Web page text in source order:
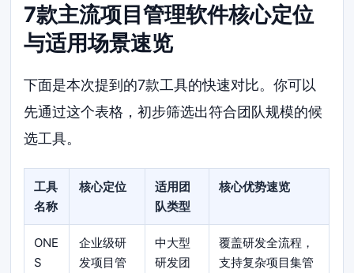
7款主流项目管理软件核心定位
与适用场景速览
下面是本次提到的7款工具的快速对比。你可以
先通过这个表格，初步筛选出符合团队规模的候
选工具。
工具
名称
核心定位
适用团
队类型
核心优势速览
ONE
S
企业级研
发项目管
中大型
研发团
覆盖研发全流程，
支持复杂项目集管